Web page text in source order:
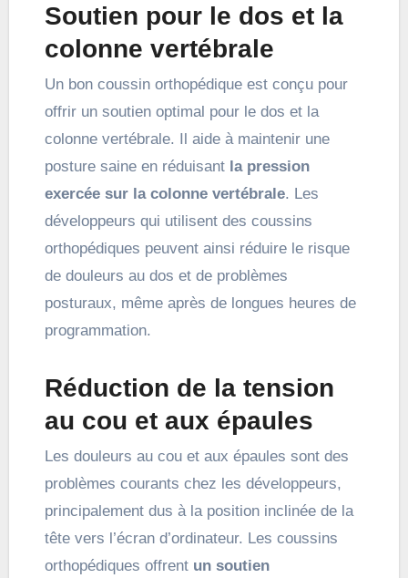
Soutien pour le dos et la
colonne vertébrale
Un bon coussin orthopédique est conçu pour
offrir un soutien optimal pour le dos et la
colonne vertébrale. Il aide à maintenir une
posture saine en réduisant la pression
exercée sur la colonne vertébrale. Les
développeurs qui utilisent des coussins
orthopédiques peuvent ainsi réduire le risque
de douleurs au dos et de problèmes
posturaux, même après de longues heures de
programmation.
Réduction de la tension
au cou et aux épaules
Les douleurs au cou et aux épaules sont des
problèmes courants chez les développeurs,
principalement dus à la position inclinée de la
tête vers l’écran d’ordinateur. Les coussins
orthopédiques offrentun soutien